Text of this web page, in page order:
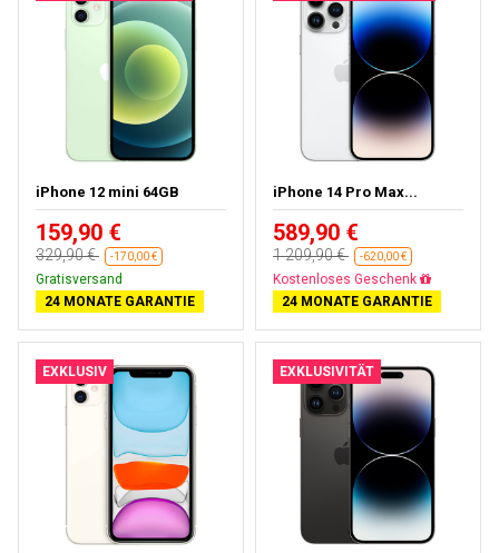
iPhone 12 mini 64GB
159,90 €
329,90 € -170,00 €
Gratisversand
24 MONATE GARANTIE
iPhone 14 Pro Max...
589,90 €
1 209,90 € -620,00 €
Kostenloses Geschenk
24 MONATE GARANTIE
EXKLUSIV EXKLUSIVITÄT